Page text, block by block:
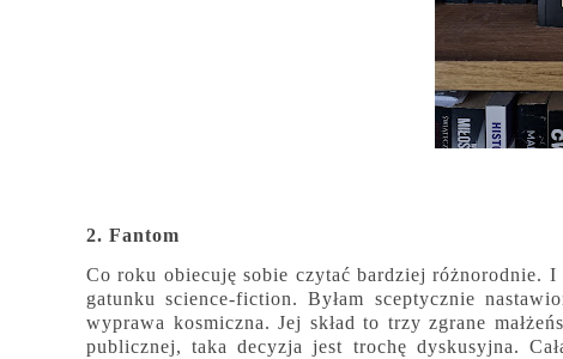
2. Fantom
Co roku obiecuję sobie czytać bardziej różnorodnie.
gatunku science-fiction. Byłam sceptycznie
wyprawa kosmiczna. Jej skład to trzy zgrane
publicznej, taka decyzja jest trochę dyskusyjna.